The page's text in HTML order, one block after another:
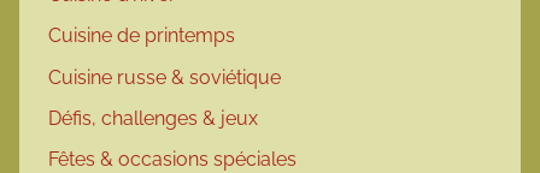
Cuisine de printemps
Cuisine russe & soviétique
Défis, challenges & jeux
Fêtes & occasions spéciales